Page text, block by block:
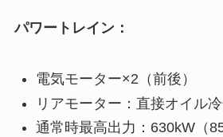
パワートレイン：
電気モーター×2（前後）
リアモーター：直接オイル
通常時最高出力：630kW（